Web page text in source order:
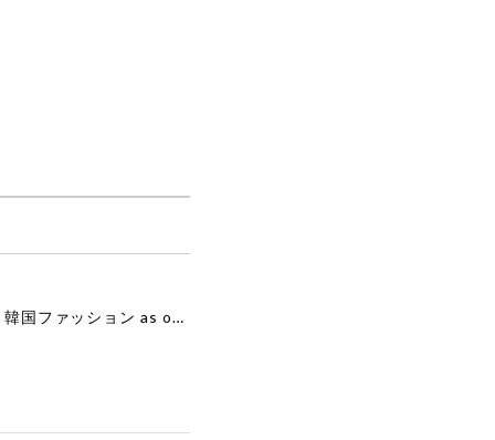
[as”on] BONITA MINI BAG / BLACK 正規品 韓国ブランド 韓国通販 韓国代行 韓国ファッション as on ason エズオン アズオン